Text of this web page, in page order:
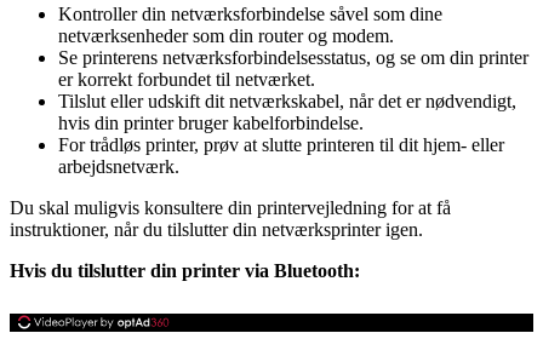
Kontroller din netværksforbindelse såvel som dine
netværksenheder som din router og modem.
Se printerens netværksforbindelsesstatus, og se om din printer
er korrekt forbundet til netværket.
Tilslut eller udskift dit netværkskabel, når det er nødvendigt,
hvis din printer bruger kabelforbindelse.
For trådløs printer, prøv at slutte printeren til dit hjem- eller
arbejdsnetværk.
Du skal muligvis konsultere din printervejledning for at få
instruktioner, når du tilslutter din netværksprinter igen.
Hvis du tilslutter din printer via Bluetooth: